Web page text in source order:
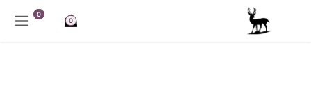
تخطي للذهاب إلى المحتوى
0
0